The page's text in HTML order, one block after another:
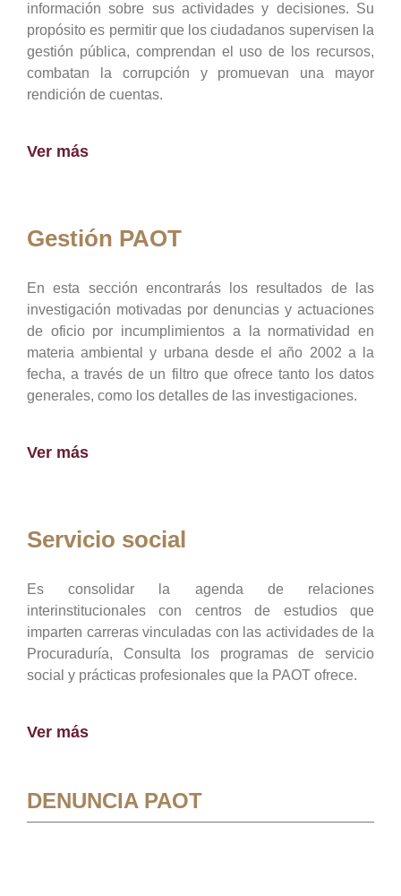
información sobre sus actividades y decisiones. Su
propósito es permitir que los ciudadanos supervisen la
gestión pública, comprendan el uso de los recursos,
combatan la corrupción y promuevan una mayor
rendición de cuentas.
Ver más
Gestión PAOT
En esta sección encontrarás los resultados de las
investigación motivadas por denuncias y actuaciones
de oficio por incumplimientos a la normatividad en
materia ambiental y urbana desde el año 2002 a la
fecha, a través de un filtro que ofrece tanto los datos
generales, como los detalles de las investigaciones.
Ver más
Servicio social
Es consolidar la agenda de relaciones
interinstitucionales con centros de estudios que
imparten carreras vinculadas con las actividades de la
Procuraduría, Consulta los programas de servicio
social y prácticas profesionales que la PAOT ofrece.
Ver más
DENUNCIA PAOT